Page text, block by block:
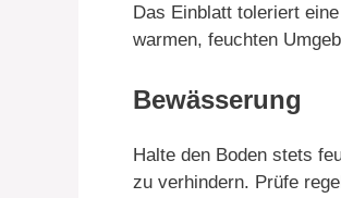
Das Einblatt toleriert
warmen, feuchten
Bewässerung
Halte den Boden stets
zu verhindern. Prüfe